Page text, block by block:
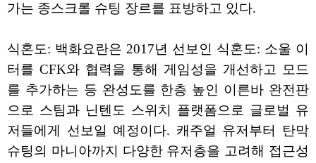
가는 종스크롤 슈팅 장르를 표방하고 있다.
식혼도: 백화요란은 2017년 선보인 식혼도: 소울 이
터를 CFK와 협력을 통해 게임성을 개선하고 모드
를 추가하는 등 완성도를 한층 높인 이른바 완전판
으로 스팀과 닌텐도 스위치 플랫폼으로 글로벌 유
저들에게 선보일 예정이다. 캐주얼 유저부터 탄막
슈팅의 마니아까지 다양한 유저층을 고려해 접근성